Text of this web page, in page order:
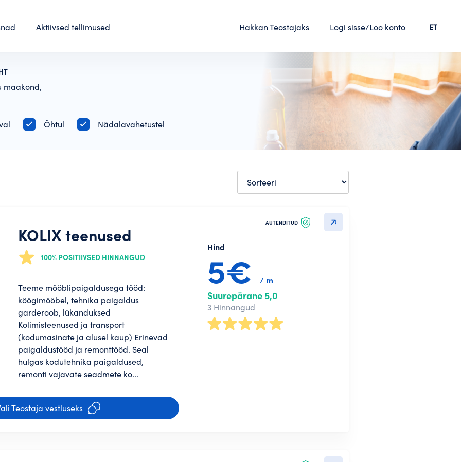
Aktiivsed tellimused Hakkan Teostajaks Logi sisse/Loo konto ET
maakond,
Õhtul Nädalavahetustel
AUTENDITUD
KOLIX teenused
100% POSITIIVSED HINNANGUD
Teeme mööblipaigaldusega tööd:
köögimööbel, tehnika paigaldus
garderoob, lükanduksed
Kolimisteenused ja transport
(kodumasinate ja alusel kaup) Erinevad
paigaldustööd ja remonttööd. Seal
hulgas kodutehnika paigaldused,
remonti vajavate seadmete ko...
Teostaja vestluseks
Hind
5€ / m
Suurepärane 5,0
3 Hinnangud